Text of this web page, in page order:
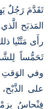
تَقَدَّمَ رَجُلٌ
المَذبَح
رأَى مَتَّتْيا
تَحَمُّساً
وفي الوَقتِ
على
فِنْحاسُ